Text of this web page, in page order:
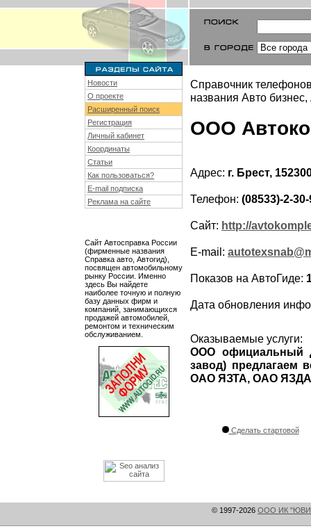
Новости
О проекте
Расширенный поиск
Регистрация
Личный кабинет
Координаты
Статьи
Как пользоваться?
E-mail подписка
Реклама на сайте
Сайт Автосправка России
(фирменные названия
Справка авто, Автогид),
посвящен автомобильному
рынку России. Именно
здесь Вы найдете
наиболее точную и полную
базу данных фирм и
компаний, занимающихся
продажей автомобилей,
ремонтом и техническим
обслуживанием.
Справочник
названия Авто
ООО
Адрес: г. Брест,
Телефон: (08533)-2-
Сайт: http://
E-mail:
Показов на АвтоГиде:
Дата обновления
Оказываемые услуги:
ООО официальный
завод) предлагаем
ОАО ЯЗТА, ОАО ЯЗДА
Сделать стартовой
© 1997-2026 ООО ИК